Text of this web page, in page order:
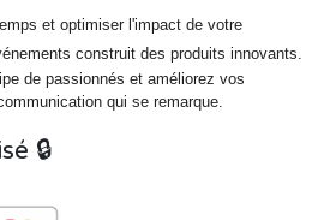
et optimiser l'impact de votre
construit des produits innovants.
de passionnés et améliorez vos
qui se remarque.
🔒